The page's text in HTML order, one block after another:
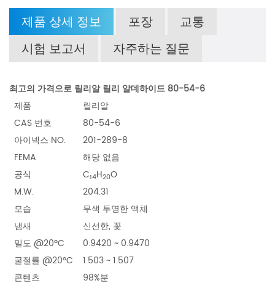
제품 상세 정보 포장
교통
시험 보고서
자주하는 질문
최고의 가격으로 릴리알 릴리 알데하이드 80-54-6
제품
릴리알
CAS 번호
80-54-6
아이넥스 NO.
201-289-8
FEMA
해당 없음
공식
C14H20O
M.W.
204.31
모습
무색 투명한 액체
냄새
신선한, 꽃
밀도 @20ºC
0.9420 ~ 0.9470
굴절률 @20ºC
1.503 ~ 1.507
콘텐츠
98%분